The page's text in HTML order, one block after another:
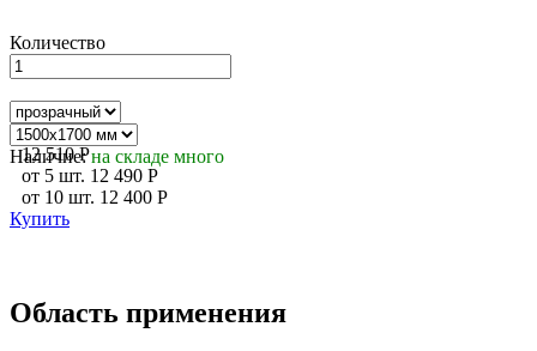
Количество
Наличие: на складе много
12 510 P
от 5 шт. 12 490 P
от 10 шт. 12 400 P
Купить
Область применения